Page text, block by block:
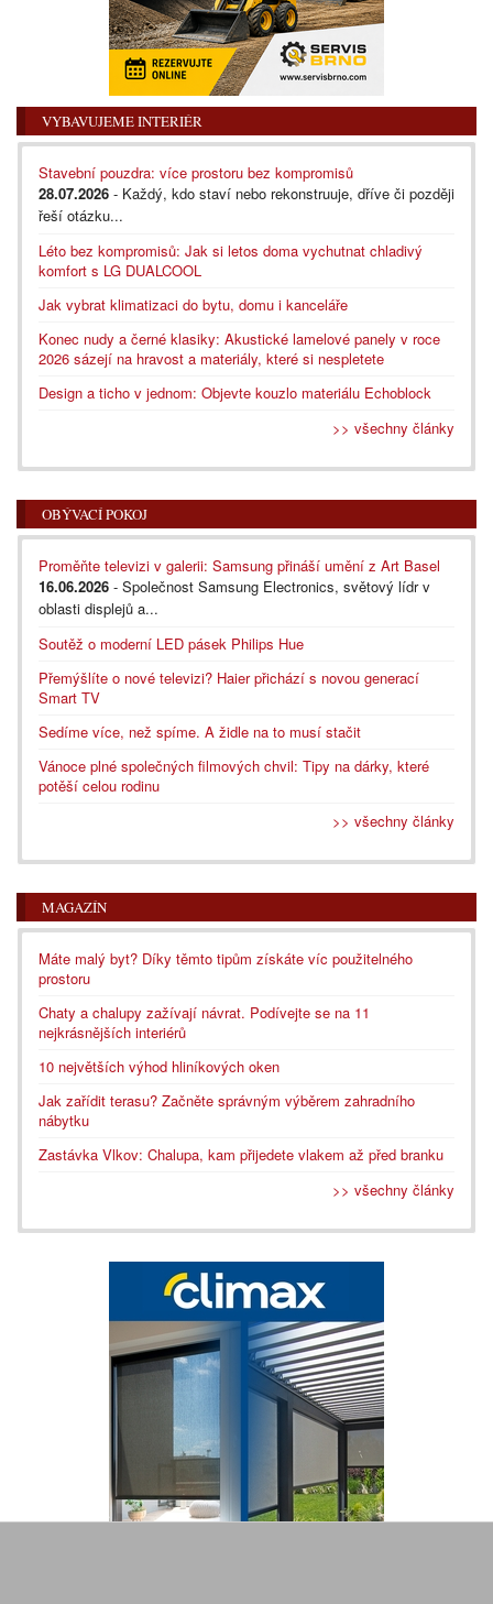
VYBAVUJEME INTERIÉR
Stavební pouzdra: více prostoru bez kompromisů
28.07.2026 - Každý, kdo staví nebo rekonstruuje, dříve či později
řeší otázku...
Léto bez kompromisů: Jak si letos doma vychutnat chladivý
komfort s LG DUALCOOL
Jak vybrat klimatizaci do bytu, domu i kanceláře
Konec nudy a černé klasiky: Akustické lamelové panely v roce
2026 sázejí na hravost a materiály, které si nespletete
Design a ticho v jednom: Objevte kouzlo materiálu Echoblock
>> všechny články
OBÝVACÍ POKOJ
Proměňte televizi v galerii: Samsung přináší umění z Art Basel
16.06.2026 - Společnost Samsung Electronics, světový lídr v
oblasti displejů a...
Soutěž o moderní LED pásek Philips Hue
Přemýšlíte o nové televizi? Haier přichází s novou generací
Smart TV
Sedíme více, než spíme. A židle na to musí stačit
Vánoce plné společných filmových chvil: Tipy na dárky, které
potěší celou rodinu
>> všechny články
MAGAZÍN
Máte malý byt? Díky těmto tipům získáte víc použitelného
prostoru
Chaty a chalupy zažívají návrat. Podívejte se na 11
nejkrásnějších interiérů
10 největších výhod hliníkových oken
Jak zařídit terasu? Začněte správným výběrem zahradního
nábytku
Zastávka Vlkov: Chalupa, kam přijedete vlakem až před branku
>> všechny články